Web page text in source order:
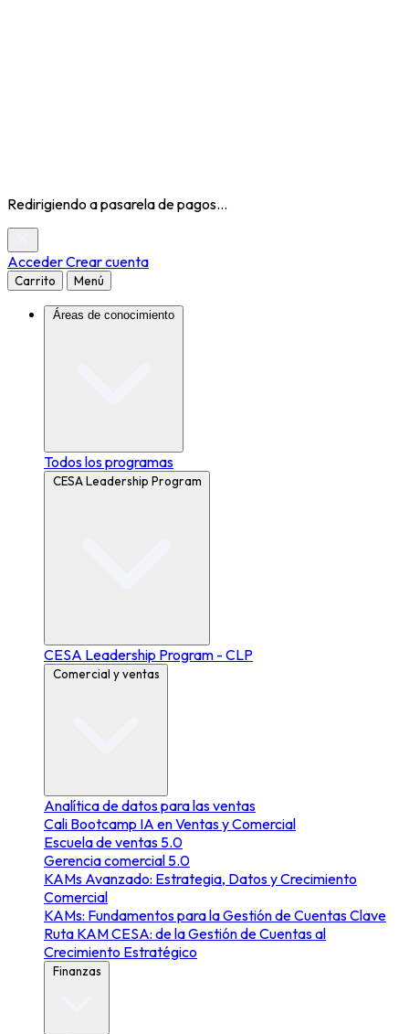
Redirigiendo a pasarela de pagos...
AccederCrear cuenta
Carrito Menú
Áreas de conocimiento
Todos los programas
CESA Leadership Program
CESA Leadership Program - CLP
Comercial y ventas
Analítica de datos para las ventas
Cali Bootcamp IA en Ventas y Comercial
Escuela de ventas 5.0
Gerencia comercial 5.0
KAMs Avanzado: Estrategia, Datos y Crecimiento
Comercial
KAMs: Fundamentos para la Gestión de Cuentas Clave
Ruta KAM CESA: de la Gestión de Cuentas al
Crecimiento Estratégico
Finanzas